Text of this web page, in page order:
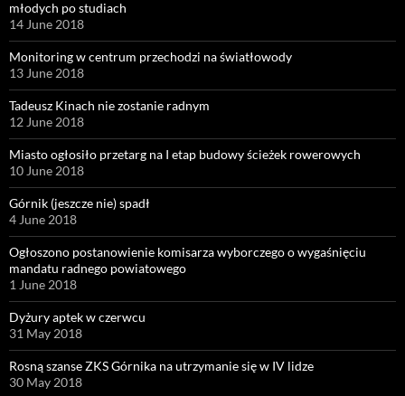
młodych po studiach
14 June 2018
Monitoring w centrum przechodzi na światłowody
13 June 2018
Tadeusz Kinach nie zostanie radnym
12 June 2018
Miasto ogłosiło przetarg na I etap budowy ścieżek rowerowych
10 June 2018
Górnik (jeszcze nie) spadł
4 June 2018
Ogłoszono postanowienie komisarza wyborczego o wygaśnięciu
mandatu radnego powiatowego
1 June 2018
Dyżury aptek w czerwcu
31 May 2018
Rosną szanse ZKS Górnika na utrzymanie się w IV lidze
30 May 2018